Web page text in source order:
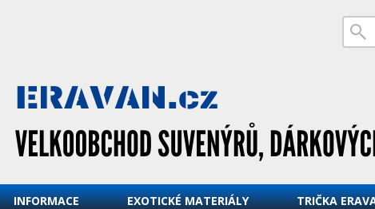
INFORMACE EXOTICKÉ MATERIÁLY TRIČKA